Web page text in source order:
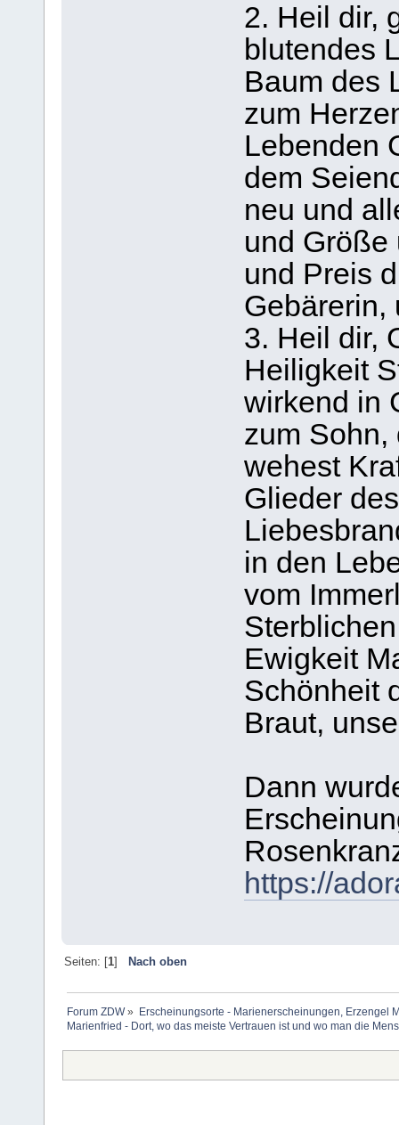
2. Heil dir,
blutendes
Baum des
zum
Lebenden
dem
neu und
und Größe
und Preis
Gebärerin,
3. Heil dir,
Heiligkeit
wirkend in
zum Sohn,
wehest
Glieder
in den
vom
Ewigkeit
Schönheit
Braut,
Dann
https://
Seiten: [1] Nach oben
Forum ZDW»
Erscheinungsorte - Marienerscheinungen, Erzengel
Marienfried - Dort, wo das meiste Vertrauen ist und wo man die